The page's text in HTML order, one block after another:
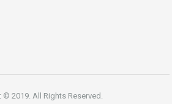
© 2019. All Rights Reserved.